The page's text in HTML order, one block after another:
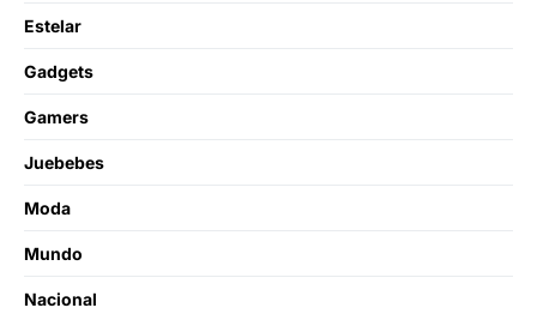
Estelar
Gadgets
Gamers
Juebebes
Moda
Mundo
Nacional